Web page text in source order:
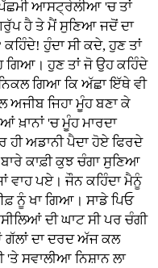
ਆਸਟ੍ਰੇਲੀਆ 'ਚ ਤਾਂ
ਹੈ ਤੇ ਮੈਂ ਸੁਣਿਆ ਜਦੋਂ ਦਾ
ਹੁੰਦਾ ਸੀ ਕਦੇ, ਹੁਣ ਤਾਂ
ਗਿਆ। ਹੁਣ ਤਾਂ ਜੋ ਉਹ ਕਹਿੰਦੇ
ਗਿਆ ਕਿ ਅੱਛਾ ਇੱਥੇ ਵੀ
ਜਿਹਾ ਮੂੰਹ ਬਣਾ ਕੇ
ਖ਼ਾਨਾਂ 'ਚ ਮੂੰਹ ਮਾਰਦਾ
ਅਡਾਨੀ ਪੈਦਾ ਹੋਏ ਫਿਰਦੇ
ਕਾਫ਼ੀ ਕੁਝ ਚੰਗਾ ਸੁਣਿਆ
ਵਾਹ ਪਏ। ਜੌਨ ਕਹਿੰਦਾ ਮੈਨੂੰ
ਨੂੰ ਖਾ ਗਿਆ। ਸਾਡੇ ਪਿਓ
ਦੀ ਘਾਟ ਸੀ ਪਰ ਚੰਗੀ
ਗੱਲਾਂ ਦਾ ਦਰਦ ਅੱਜ ਕਲ
'ਤੇ ਸਵਾਲੀਆ ਨਿਸ਼ਾਨ ਲਾ